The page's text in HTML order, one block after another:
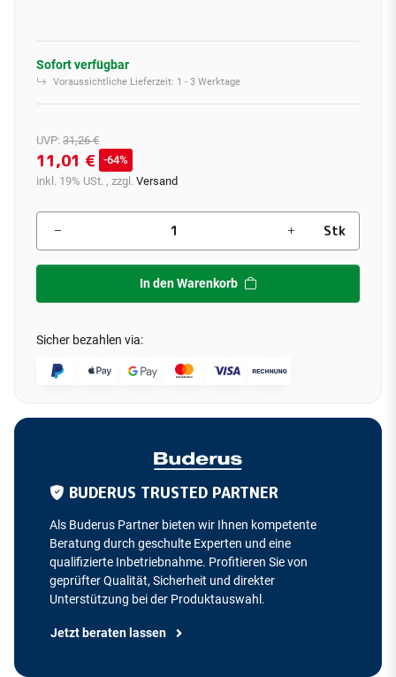
Sofort verfügbar
Voraussichtliche Lieferzeit: 1 - 3 Werktage
UVP: 31,26 €
11,01 €
64%
inkl. 19% USt. , zzgl. Versand
Stk
In den Warenkorb
Sicher bezahlen via:
BUDERUS TRUSTED PARTNER
Als Buderus Partner bieten wir Ihnen kompetente
Beratung durch geschulte Experten und eine
qualifizierte Inbetriebnahme. Profitieren Sie von
geprüfter Qualität, Sicherheit und direkter
Unterstützung bei der Produktauswahl.
Jetzt beraten lassen